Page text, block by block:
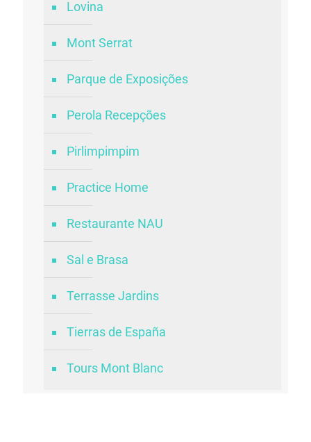
Lovina
Mont Serrat
Parque de Exposições
Perola Recepções
Pirlimpimpim
Practice Home
Restaurante NAU
Sal e Brasa
Terrasse Jardins
Tierras de España
Tours Mont Blanc